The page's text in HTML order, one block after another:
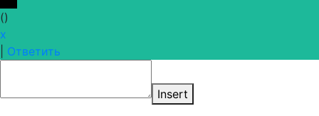
()
x
Ответить
Insert